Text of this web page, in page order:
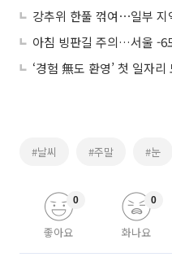
강추위 한풀 꺾여⋯일부 지
아침 빙판길 주의…서울 -6
‘경험 無도 환영’ 첫 일자리
#날씨 #주말 #눈
좋아요
0
화나요
0